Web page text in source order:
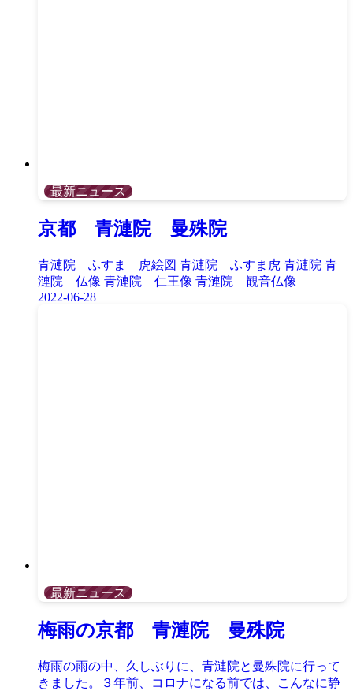
最新ニュース
京都 青漣院 曼殊院
青漣院 ふすま 虎絵図 青漣院 ふすま虎 青漣院 青
漣院 仏像 青漣院 仁王像 青漣院 観音仏像
2022-06-28
最新ニュース
梅雨の京都 青漣院 曼殊院
梅雨の雨の中、久しぶりに、青漣院と曼殊院に行って
きました。３年前、コロナになる前では、こんなに静